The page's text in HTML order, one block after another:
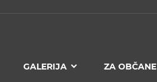
GALERIJA ZA OBČANE